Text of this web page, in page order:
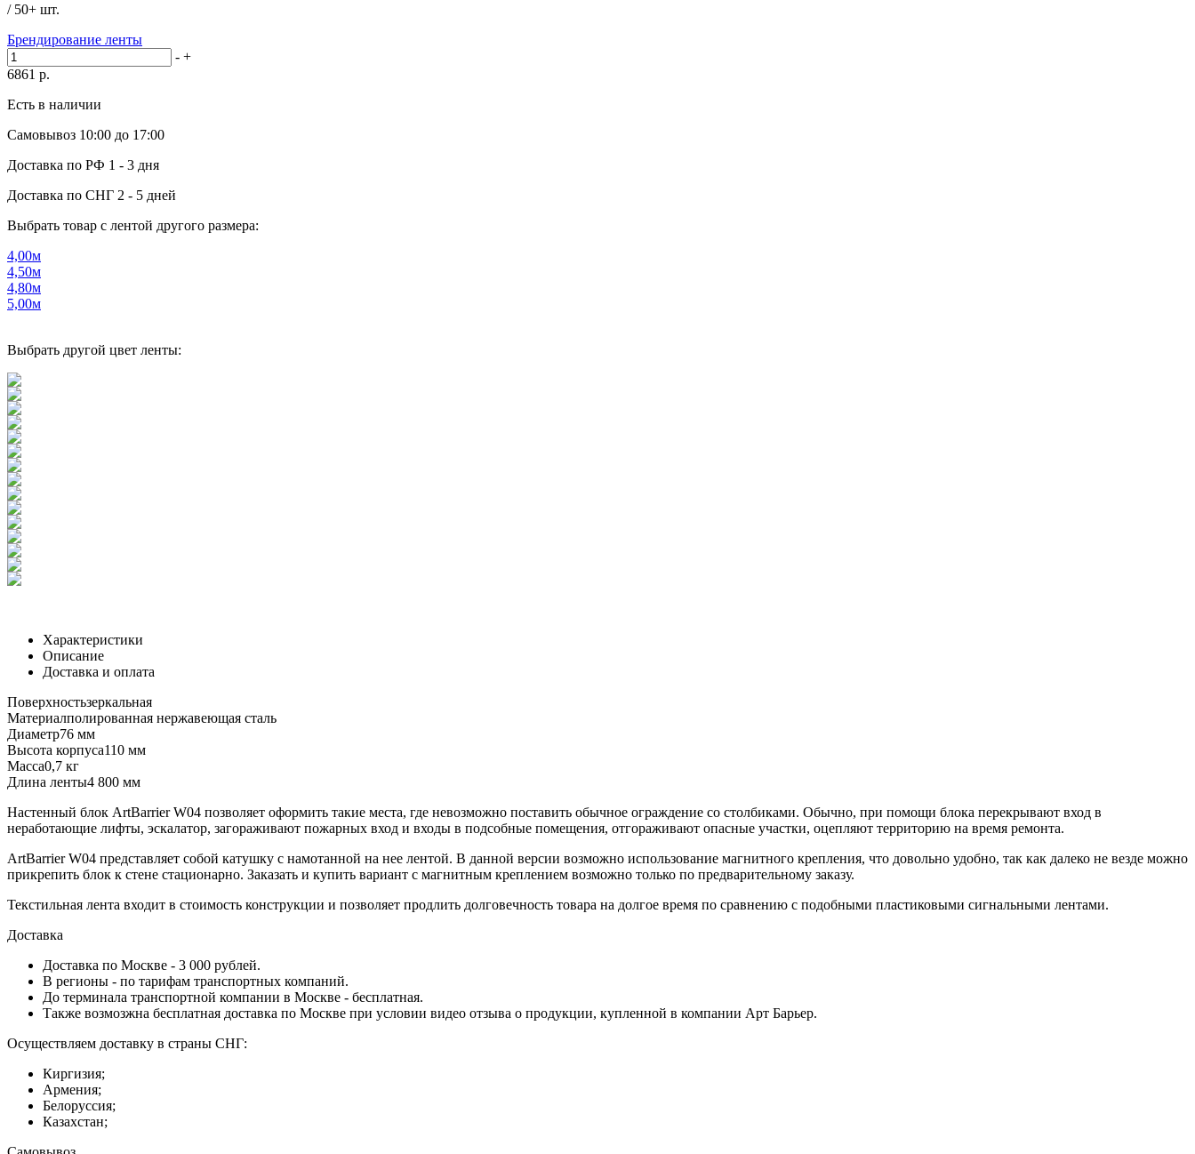
/ 50+ шт.
Брендирование ленты
- +
6861 р.
Есть в наличии
Самовывоз 10:00 до 17:00
Доставка по РФ 1 - 3 дня
Доставка по СНГ 2 - 5 дней
Выбрать товар с лентой другого размера:
4,00м
4,50м
4,80м
5,00м
Выбрать другой цвет ленты:
Характеристики
Описание
Доставка и оплата
Поверхностьзеркальная
Материалполированная нержавеющая сталь
Диаметр76 мм
Высота корпуса110 мм
Масса0,7 кг
Длина ленты4 800 мм
Настенный блок ArtBarrier W04 позволяет оформить такие места, где невозможно поставить обычное ограждение со столбиками. Обычно, при помощи блока перекрывают вход в
неработающие лифты, эскалатор, загораживают пожарных вход и входы в подсобные помещения, отгораживают опасные участки, оцепляют территорию на время ремонта.
ArtBarrier W04 представляет собой катушку с намотанной на нее лентой. В данной версии возможно использование магнитного крепления, что довольно удобно, так как далеко не везде можно
прикрепить блок к стене стационарно. Заказать и купить вариант с магнитным креплением возможно только по предварительному заказу.
Текстильная лента входит в стоимость конструкции и позволяет продлить долговечность товара на долгое время по сравнению с подобными пластиковыми сигнальными лентами.
Доставка
Доставка по Москве - 3 000 рублей.
В регионы - по тарифам транспортных компаний.
До терминала транспортной компании в Москве - бесплатная.
Также возмозжна бесплатная доставка по Москве при условии видео отзыва о продукции, купленной в компании Арт Барьер.
Осуществляем доставку в страны СНГ:
Киргизия;
Армения;
Белоруссия;
Казахстан;